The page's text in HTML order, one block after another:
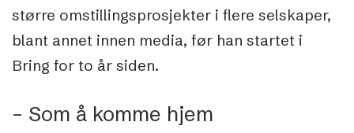
større omstillingsprosjekter i flere selskaper,
blant annet innen media, før han startet i
Bring for to år siden.
– Som å komme hjem